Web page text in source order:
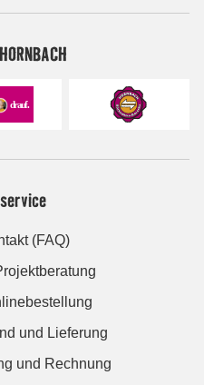
(FAQ)
und Lieferung
und Rechnung